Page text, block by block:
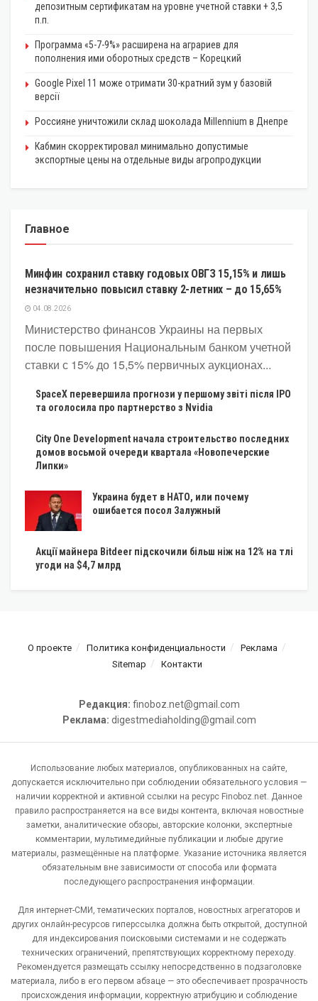
депозитным сертификатам на уровне учетной ставки + 3,5
п.п.
Программа «5-7-9%» расширена на аграриев для
пополнения ими оборотных средств – Корецкий
Google Pixel 11 може отримати 30-кратний зум у базовій
версії
Россияне уничтожили склад шоколада Millennium в Днепре
Кабмин скорректировал минимально допустимые
экспортные цены на отдельные виды агропродукции
Главное
ЭКОНОМИКА
Минфин сохранил ставку годовых ОВГЗ 15,15% и лишь
незначительно повысил ставку 2-летних – до 15,65%
04.08.2026
Министерство финансов Украины на первых
после повышения Национальным банком учетной
ставки с 15% до 15,5% первичных аукционах...
SpaceX перевершила прогнози у першому звіті після IPO
та оголосила про партнерство з Nvidia
City One Development начала строительство последних
домов восьмой очереди квартала «Новопечерские
Липки»
Украина будет в НАТО, или почему
ошибается посол Залужный
Акції майнера Bitdeer підскочили більш ніж на 12% на тлі
угоди на $4,7 млрд
О проекте Политика конфиденциальности
Реклама
Sitemap
Контакти
Редакция: finoboz.net@gmail.com
Реклама: digestmediaholding@gmail.com
Использование любых материалов, опубликованных на сайте,
допускается исключительно при соблюдении обязательного условия —
наличии корректной и активной ссылки на ресурс Finoboz.net. Данное
правило распространяется на все виды контента, включая новостные
заметки, аналитические обзоры, авторские колонки, экспертные
комментарии, мультимедийные публикации и любые другие
материалы, размещённые на платформе. Указание источника является
обязательным вне зависимости от способа или формата
последующего распространения информации.
Для интернет-СМИ, тематических порталов, новостных агрегаторов и
других онлайн-ресурсов гиперссылка должна быть открытой, доступной
для индексирования поисковыми системами и не содержать
технических ограничений, препятствующих корректному переходу.
Рекомендуется размещать ссылку непосредственно в подзаголовке
материала, либо в его первом абзаце — это обеспечивает прозрачность
происхождения информации, корректную атрибуцию и соблюдение